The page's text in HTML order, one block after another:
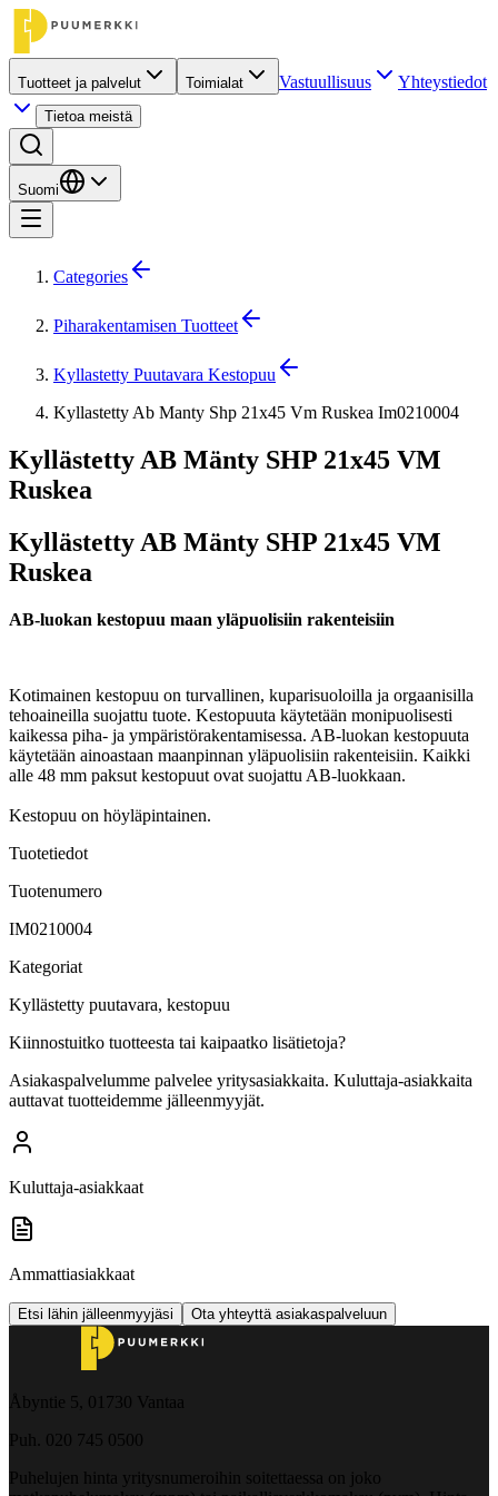
Tuotteet ja palvelut Toimialat Vastuullisuus Yhteystiedot
Tietoa meistä
Suomi
Categories
Piharakentamisen Tuotteet
Kyllastetty Puutavara Kestopuu
Kyllastetty Ab Manty Shp 21x45 Vm Ruskea Im0210004
Kyllästetty AB Mänty SHP 21x45 VM
Ruskea
Kyllästetty AB Mänty SHP 21x45 VM
Ruskea
AB-luokan kestopuu maan yläpuolisiin rakenteisiin
Kotimainen kestopuu on turvallinen, kuparisuoloilla ja orgaanisilla
tehoaineilla suojattu tuote. Kestopuuta käytetään monipuolisesti
kaikessa piha- ja ympäristörakentamisessa. AB-luokan kestopuuta
käytetään ainoastaan maanpinnan yläpuolisiin rakenteisiin. Kaikki
alle 48 mm paksut kestopuut ovat suojattu AB-luokkaan.
Kestopuu on höyläpintainen.
Tuotetiedot
Tuotenumero
IM0210004
Kategoriat
Kyllästetty puutavara, kestopuu
Kiinnostuitko tuotteesta tai kaipaatko lisätietoja?
Asiakaspalvelumme palvelee yritysasiakkaita. Kuluttaja-asiakkaita
auttavat tuotteidemme jälleenmyyjät.
Kuluttaja-asiakkaat
Ammattiasiakkaat
Etsi lähin jälleenmyyjäsi Ota yhteyttä asiakaspalveluun
Åbyntie 5, 01730 Vantaa
Puh. 020 745 0500
Puhelujen hinta yritysnumeroihin soitettaessa on joko